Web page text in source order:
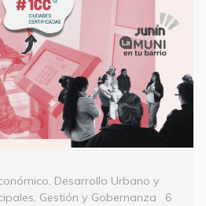
, Desarrollo Urbano y
, Gestión y Gobernanza
Posted
6